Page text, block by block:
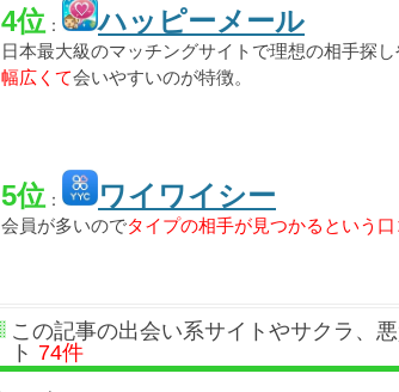
4位： ハッピーメール
日本最大級のマッチングサイトで理想の相手探し
幅広くて会いやすいのが特徴。
5位： ワイワイシー
会員が多いのでタイプの相手が見つかるという
この記事の出会い系サイトやサクラ、
ト 74件